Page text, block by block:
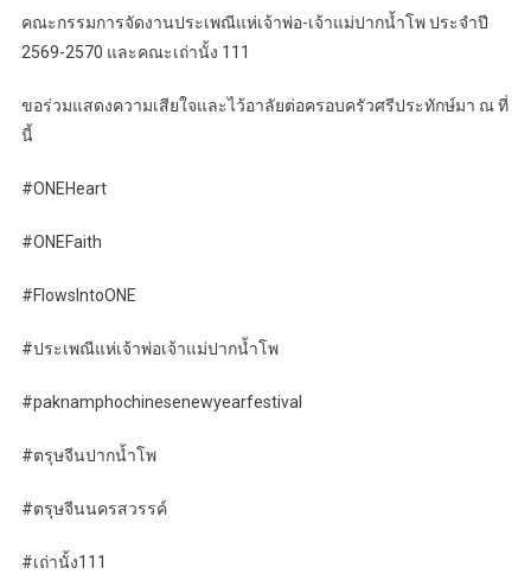
​คณะกรรมการจัดงานประเพณีแห่เจ้าพ่อ-เจ้าแม่ปากน้ำโพ ประจำปี
2569-2570 และคณะเถ่านั้ง 111
ขอร่วมแสดงความเสียใจและไว้อาลัยต่อครอบครัวศรีประทักษ์มา ณ ที่
นี้
#ONEHeart
#ONEFaith
#FlowsIntoONE
#ประเพณีแห่เจ้าพ่อเจ้าแม่ปากน้ำโพ
#paknamphochinesenewyearfestival
#ตรุษจีนปากน้ำโพ
#ตรุษจีนนครสวรรค์
#เถ่านั้ง111